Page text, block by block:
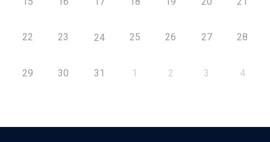
22 23 24 25 26 27 28
29 30 31 1 2 3 4